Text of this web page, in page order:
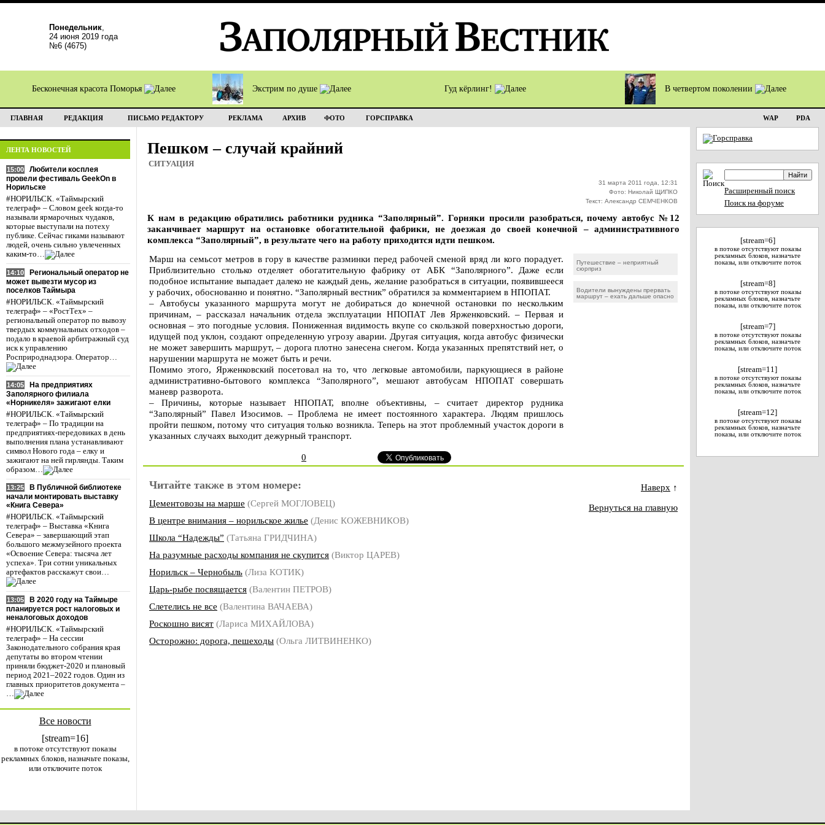
Понедельник,
24 июня 2019 года
№6 (4675)
Бесконечная красота Поморья Экстрим по душе Гуд кёрлинг! В четвертом поколении
ГЛАВНАЯ РЕДАКЦИЯ ПИСЬМО РЕДАКТОРУ РЕКЛАМА АРХИВ ФОТО ГОРСПРАВКА WAP PDA
ЛЕНТА НОВОСТЕЙ
15:00
Любители косплея
провели фестиваль GeekOn в
Норильске
#НОРИЛЬСК. «Таймырский
телеграф» – Словом geek когда-то
называли ярмарочных чудаков,
которые выступали на потеху
публике. Сейчас гиками называют
людей, очень сильно увлеченных
каким-то…
14:10
Региональный оператор не
может вывезти мусор из
поселков Таймыра
#НОРИЛЬСК. «Таймырский
телеграф» – «РостТех» –
региональный оператор по вывозу
твердых коммунальных отходов –
подало в краевой арбитражный суд
иск к управлению
Росприроднадзора. Оператор…
14:05
На предприятиях
Заполярного филиала
«Норникеля» зажигают елки
#НОРИЛЬСК. «Таймырский
телеграф» – По традиции на
предприятиях-передовиках в день
выполнения плана устанавливают
символ Нового года – елку и
зажигают на ней гирлянды. Таким
образом…
13:25
В Публичной библиотеке
начали монтировать выставку
«Книга Севера»
#НОРИЛЬСК. «Таймырский
телеграф» – Выставка «Книга
Севера» – завершающий этап
большого межмузейного проекта
«Освоение Севера: тысяча лет
успеха». Три сотни уникальных
артефактов расскажут свои…
13:05
В 2020 году на Таймыре
планируется рост налоговых и
неналоговых доходов
#НОРИЛЬСК. «Таймырский
телеграф» – На сессии
Законодательного собрания края
депутаты во втором чтении
приняли бюджет-2020 и плановый
период 2021–2022 годов. Один из
главных приоритетов документа –
…
Все новости
[stream=16]
в потоке отсутствуют показы
рекламных блоков, назначьте показы,
или отключите поток
Пешком – случай крайний
СИТУАЦИЯ
31 марта 2011 года, 12:31
Фото: Николай ЩИПКО
Текст: Александр СЕМЧЕНКОВ
К нам в редакцию обратились работники рудника “Заполярный”. Горняки просили разобраться, почему автобус №12
заканчивает маршрут на остановке обогатительной фабрики, не доезжая до своей конечной – административного
комплекса “Заполярный”, в результате чего на работу приходится идти пешком.
Марш на семьсот метров в гору в качестве разминки перед рабочей сменой вряд ли кого порадует.
Приблизительно столько отделяет обогатительную фабрику от АБК “Заполярного”. Даже если
подобное испытание выпадает далеко не каждый день, желание разобраться в ситуации, появившееся
у рабочих, обоснованно и понятно. “Заполярный вестник” обратился за комментарием в НПОПАТ.
– Автобусы указанного маршрута могут не добираться до конечной остановки по нескольким
причинам, – рассказал начальник отдела эксплуатации НПОПАТ Лев Ярженковский. – Первая и
основная – это погодные условия. Пониженная видимость вкупе со скользкой поверхностью дороги,
идущей под уклон, создают определенную угрозу аварии. Другая ситуация, когда автобус физически
не может завершить маршрут, – дорога плотно занесена снегом. Когда указанных препятствий нет, о
нарушении маршрута не может быть и речи.
Помимо этого, Ярженковский посетовал на то, что легковые автомобили, паркующиеся в районе
административно-бытового комплекса “Заполярного”, мешают автобусам НПОПАТ совершать
маневр разворота.
– Причины, которые называет НПОПАТ, вполне объективны, – считает директор рудника
“Заполярный” Павел Изосимов. – Проблема не имеет постоянного характера. Людям пришлось
пройти пешком, потому что ситуация только возникла. Теперь на этот проблемный участок дороги в
указанных случаях выходит дежурный транспорт.
Путешествие – неприятный
сюрприз
Водители вынуждены прервать
маршрут – ехать дальше опасно
0
Читайте также в этом номере:
Цементовозы на марше (Сергей МОГЛОВЕЦ)
В центре внимания – норильское жилье (Денис КОЖЕВНИКОВ)
Школа “Надежды” (Татьяна ГРИДЧИНА)
На разумные расходы компания не скупится (Виктор ЦАРЕВ)
Норильск – Чернобыль (Лиза КОТИК)
Царь-рыбе посвящается (Валентин ПЕТРОВ)
Слетелись не все (Валентина ВАЧАЕВА)
Роскошно висят (Лариса МИХАЙЛОВА)
Осторожно: дорога, пешеходы (Ольга ЛИТВИНЕНКО)
Наверх ↑
Вернуться на главную
Расширенный поиск
Поиск на форуме
[stream=6]
в потоке отсутствуют показы
рекламных блоков, назначьте
показы, или отключите поток
[stream=8]
в потоке отсутствуют показы
рекламных блоков, назначьте
показы, или отключите поток
[stream=7]
в потоке отсутствуют показы
рекламных блоков, назначьте
показы, или отключите поток
[stream=11]
в потоке отсутствуют показы
рекламных блоков, назначьте
показы, или отключите поток
[stream=12]
в потоке отсутствуют показы
рекламных блоков, назначьте
показы, или отключите поток